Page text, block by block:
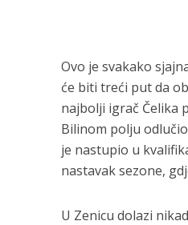
Ovo je svakako
će biti treći put da
najbolji igrač Čelika
Bilinom polju
je nastupio u
nastavak sezone,
U Zenicu dolazi